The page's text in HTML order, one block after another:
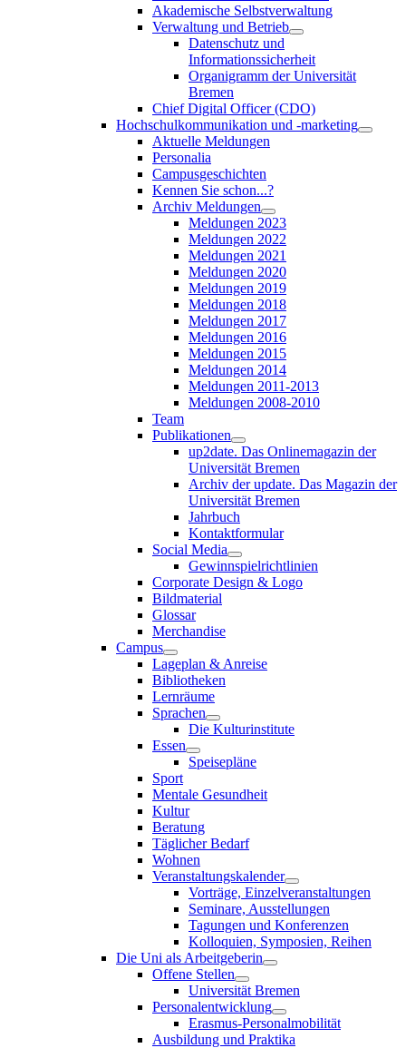
Akademische Selbstverwaltung
Verwaltung und Betrieb
Datenschutz und
Informationssicherheit
Organigramm der Universität
Bremen
Chief Digital Officer (CDO)
Hochschulkommunikation und -marketing
Aktuelle Meldungen
Personalia
Campusgeschichten
Kennen Sie schon...?
Archiv Meldungen
Meldungen 2023
Meldungen 2022
Meldungen 2021
Meldungen 2020
Meldungen 2019
Meldungen 2018
Meldungen 2017
Meldungen 2016
Meldungen 2015
Meldungen 2014
Meldungen 2011-2013
Meldungen 2008-2010
Team
Publikationen
up2date. Das Onlinemagazin der
Universität Bremen
Archiv der update. Das Magazin der
Universität Bremen
Jahrbuch
Kontaktformular
Social Media
Gewinnspielrichtlinien
Corporate Design & Logo
Bildmaterial
Glossar
Merchandise
Campus
Lageplan & Anreise
Bibliotheken
Lernräume
Sprachen
Die Kulturinstitute
Essen
Speisepläne
Sport
Mentale Gesundheit
Kultur
Beratung
Täglicher Bedarf
Wohnen
Veranstaltungskalender
Vorträge, Einzelveranstaltungen
Seminare, Ausstellungen
Tagungen und Konferenzen
Kolloquien, Symposien, Reihen
Die Uni als Arbeitgeberin
Offene Stellen
Universität Bremen
Personalentwicklung
Erasmus-Personalmobilität
Ausbildung und Praktika